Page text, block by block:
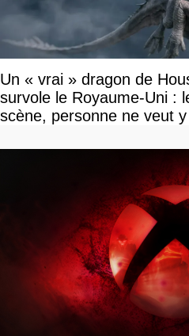
Un « vrai » dragon de
survole le Royaume-Uni :
scène, personne ne veut